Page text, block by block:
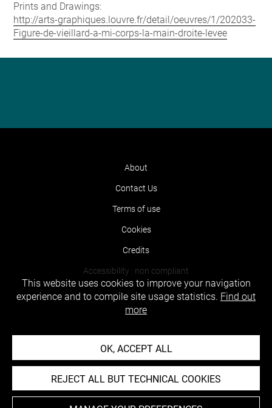
Prints and Drawings:
http://arts-graphiques.louvre.fr/detail/oeuvres/1/202033-
Figure-de-vieillard-a-mi-corps-la-main-droite-levee
About
Contact Us
Terms of use
Cookies
Credits
Accessibility : non compliant
This website uses cookies to improve your navigation
experience and to compile site usage statistics. Find out
more
OK, ACCEPT ALL
REJECT ALL BUT TECHNICAL COOKIES